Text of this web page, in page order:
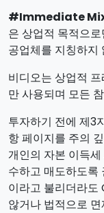
#Immediate
은 상업적 목적으
공업체를 지칭하지
비디오는 상업적
만 사용되며 모든
투자하기 전에 제3
항 페이지를 주의
개인의 자본 이득
수하고 매도하도록
이라고 불리더라도
않거나 법적으로